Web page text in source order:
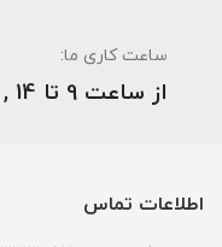
ساعت کاری ما:
از ساعت 9 تا 14 , از ساعت 16 تا 20
اطلاعات تماس